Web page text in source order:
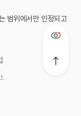
범위에서만 인정되고